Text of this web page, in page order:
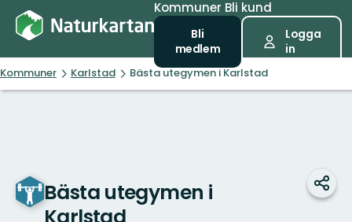
Kommuner Bli kund
Bli
medlem
Logga
in
Kommuner Karlstad Bästa utegymen i Karlstad
Bästa utegymen i
Dela